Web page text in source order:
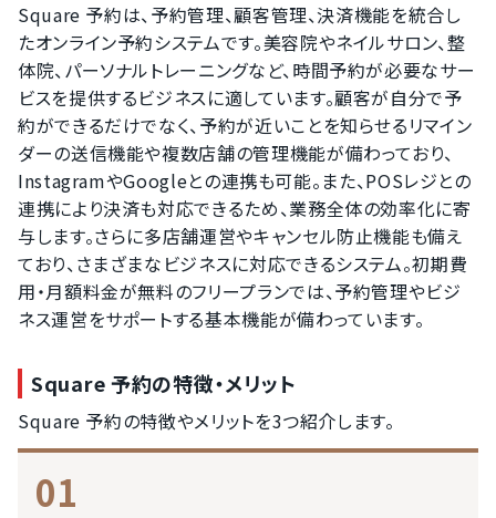
Square 予約は、予約管理、顧客管理、決済機能を統合し
たオンライン予約システムです。​美容院やネイルサロン、整
体院、パーソナルトレーニングなど、時間予約が必要なサー
ビスを提供するビジネスに適しています。顧客が自分で予
約ができるだけでなく、予約が近いことを知らせるリマイン
ダーの送信機能や複数店舗の管理機能が備わっており、
InstagramやGoogleとの連携も可能。また、POSレジとの
連携により決済も対応できるため、業務全体の効率化に寄
与します。さらに​多店舗運営やキャンセル防止機能も備え
ており、さまざまなビジネスに対応できるシステム。初期費
用・月額料金が無料のフリープランでは、予約管理や​ビジ
ネス運営を​サポートする​基本機能が備わっています。
Square 予約の特徴・メリット
Square 予約の特徴やメリットを3つ紹介します。
01